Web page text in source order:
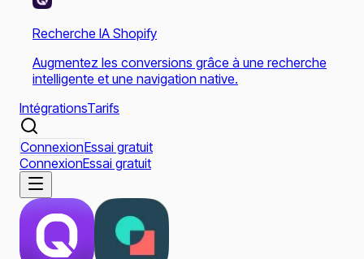
Recherche IA Shopify
Augmentez les conversions grâce à une recherche
intelligente et une navigation native.
IntégrationsTarifs
ConnexionEssai gratuit
ConnexionEssai gratuit